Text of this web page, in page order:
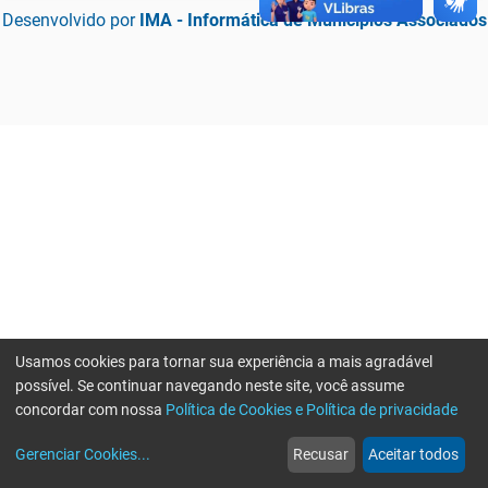
Desenvolvido por IMA - Informática de Municípios Associados
web
Notícias
more_horiz
Mais
Usamos cookies para tornar sua experiência a mais agradável
possível. Se continuar navegando neste site, você assume
concordar com nossa Política de Cookies e Política de privacidade
Gerenciar Cookies... Recusar Aceitar todos
Erro ao enviar informações, por favor tente novamente